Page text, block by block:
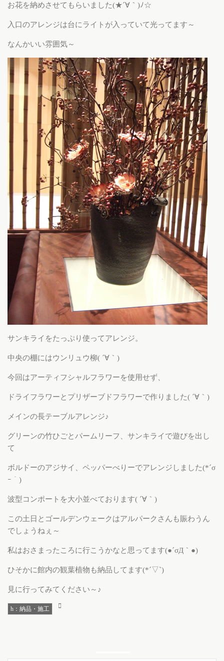
お花を納めさせてもらいました(★´∀｀)ﾉ☆
入口のアレンジは台にライトが入っていて光ってます～
なんかいい雰囲気～
サンキライをたっぷり使ってアレンジ。
中央の棚にはウンリュウ柳( ´∀｀)
今回はアーティフシャルフラワーを使用せず、
ドライフラワーとプリザーブドフラワーで作りました( ´∀｀)
メインの長テーブルアレンジ♪
グリーンの竹ひごとパームリーフ、サンキライで遊びを出し
て
ボルドーのアジサイ、ペッパーべりーでアレンジしました(*´σ
ｰ｀)
波型コンポートを大小並べております( ´∀｀)
この土日とゴールデンウェークはアルパークさんも賑わうん
でしょうねぇ～
私はおさまったころに行こうかなと思ってます(●´σД｀●)
ひそかに館内の観葉植物も納品してます(*´▽`)
見に行ってみてください～♪
h：納品・施工